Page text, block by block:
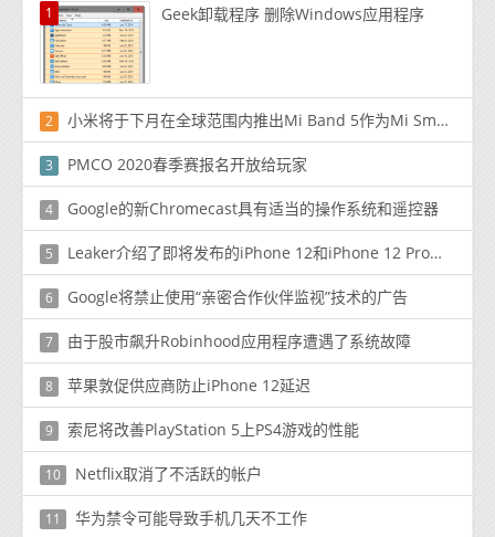
1 Geek卸载程序 删除Windows应用程序
2 小米将于下月在全球范围内推出Mi Band 5作为Mi Smart Band 5
3 PMCO 2020春季赛报名开放给玩家
4 Google的新Chromecast具有适当的操作系统和遥控器
5 Leaker介绍了即将发布的iPhone 12和iPhone 12 Pro颜色和存储信息
6 Google将禁止使用“亲密合作伙伴监视”技术的广告
7 由于股市飙升Robinhood应用程序遭遇了系统故障
8 苹果敦促供应商防止iPhone 12延迟
9 索尼将改善PlayStation 5上PS4游戏的性能
10 Netflix取消了不活跃的帐户
11 华为禁令可能导致手机几天不工作